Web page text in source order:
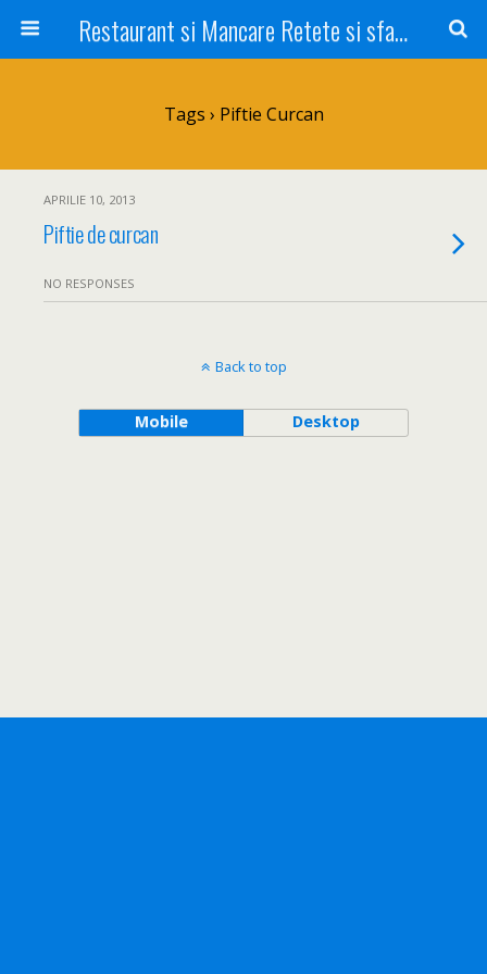
Restaurant si Mancare Retete si sfaturi Picant bun si rapid
Tags › Piftie Curcan
APRILIE 10, 2013
Piftie de curcan
NO RESPONSES
Back to top
Mobile Desktop